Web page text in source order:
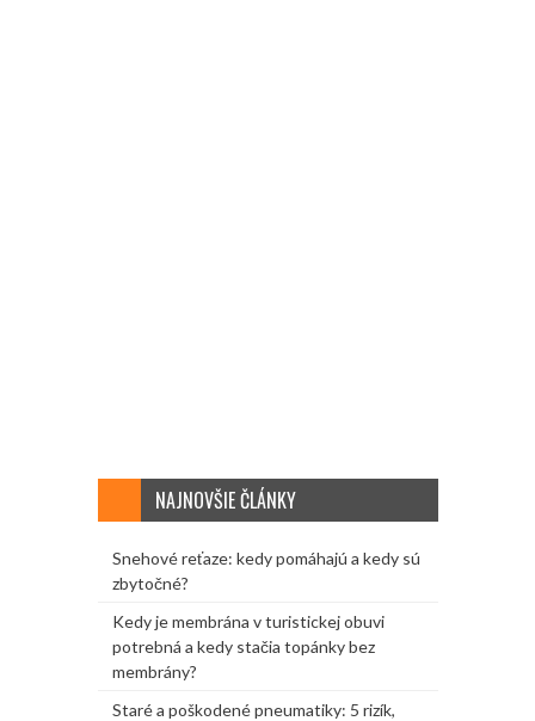
NAJNOVŠIE ČLÁNKY
Snehové reťaze: kedy pomáhajú a kedy sú
zbytočné?
Kedy je membrána v turistickej obuvi
potrebná a kedy stačia topánky bez
membrány?
Staré a poškodené pneumatiky: 5 rizík,